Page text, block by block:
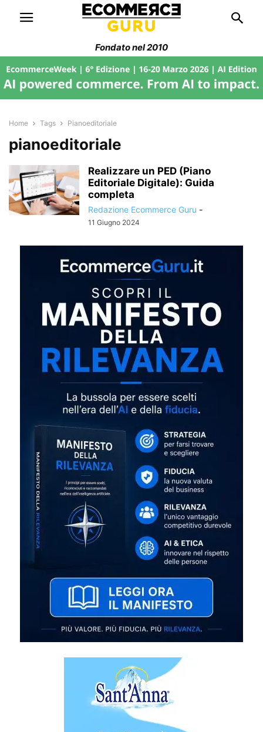
Fondato nel 2010
Home Tags Pianoeditoriale
pianoeditoriale
Realizzare un PED (Piano
Editoriale Digitale): Guida
completa
Redazione Ecommerce Guru -
11 Giugno 2024